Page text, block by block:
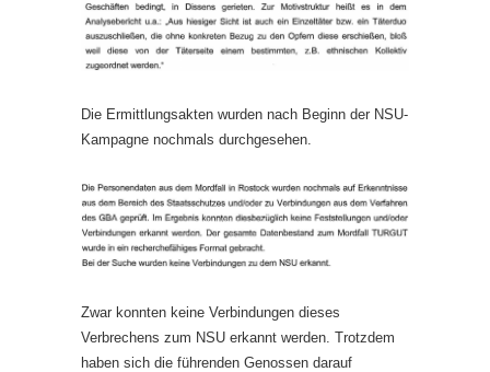
Die Ermittlungsakten wurden nach Beginn der NSU-
Kampagne nochmals durchgesehen.
Zwar konnten keine Verbindungen dieses
Verbrechens zum NSU erkannt werden. Trotzdem
haben sich die führenden Genossen darauf